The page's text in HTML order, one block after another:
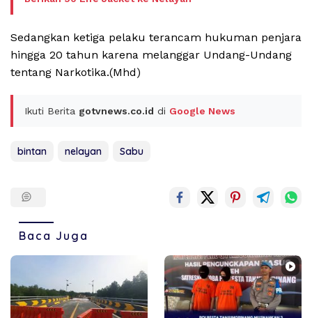
Sedangkan ketiga pelaku terancam hukuman penjara
hingga 20 tahun karena melanggar Undang-Undang
tentang Narkotika.(Mhd)
Ikuti Berita gotvnews.co.id di Google News
bintan nelayan Sabu
Baca Juga